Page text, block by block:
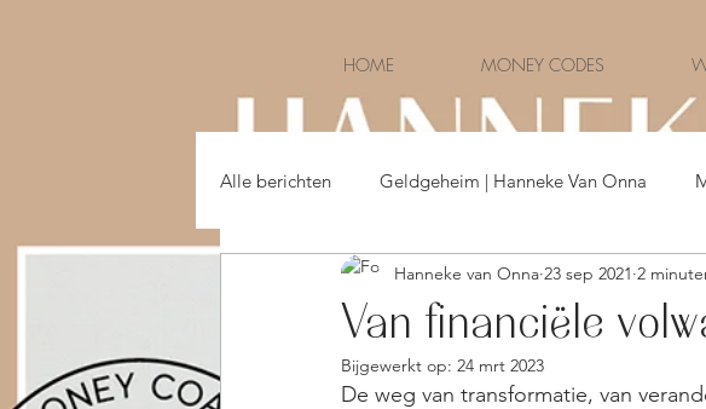
HOME MONEY CODES
Alle berichten Geldgeheim | Hanneke Van Onna
Money & Life | Hanneke van Onna Money &
Van financiële
Hanneke van Onna 23 sep 2021 2
Bijgewerkt op: 24 mrt 2023
De weg van transformatie, van